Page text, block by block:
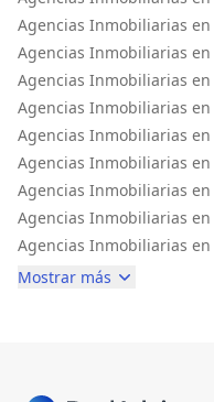
Agencias Inmobiliarias
Agencias Inmobiliarias en
Agencias Inmobiliarias
Agencias Inmobiliarias
Agencias Inmobiliarias en
Agencias Inmobiliarias en
Agencias Inmobiliarias en
Agencias Inmobiliarias en
Agencias Inmobiliarias en
Mostrar más